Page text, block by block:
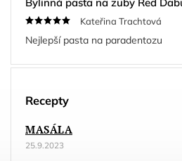
Kateřina Trachtová
Nejlepší pasta na paradentozu
Recepty
MASÁLA
25.9.2023